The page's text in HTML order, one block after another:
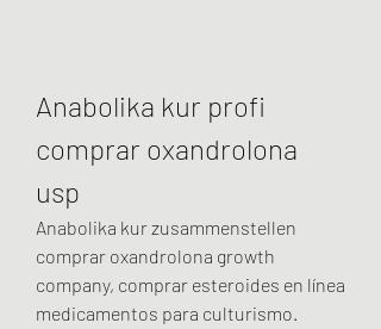
Anabolika kur profi
comprar oxandrolona
usp
Anabolika kur zusammenstellen
comprar oxandrolona growth
company, comprar esteroides en línea
medicamentos para culturismo.